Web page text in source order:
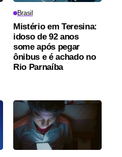
Brasil
Mistério em Teresina:
idoso de 92 anos
some após pegar
ônibus e é achado no
Rio Parnaíba